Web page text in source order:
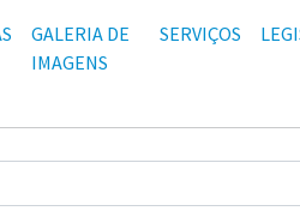
GALERIA DE
IMAGENS
SERVIÇOS